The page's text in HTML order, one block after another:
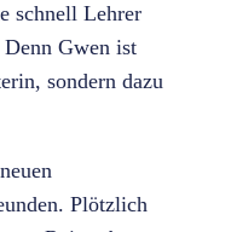
schnell Lehrer
Gwen ist
sondern dazu
Plötzlich